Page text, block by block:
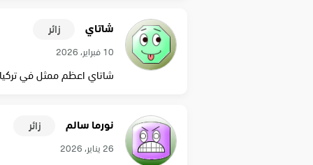
شاتاي زائر
10 فبراير، 2026
شاتاي اعظم ممثل في
نورما سالم زائر
26 يناير، 2026